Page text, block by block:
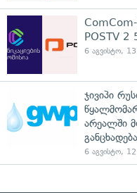
POSTV 2
6 აგვისტო,
ჯივიპი
არეალში
6 აგვისტო,